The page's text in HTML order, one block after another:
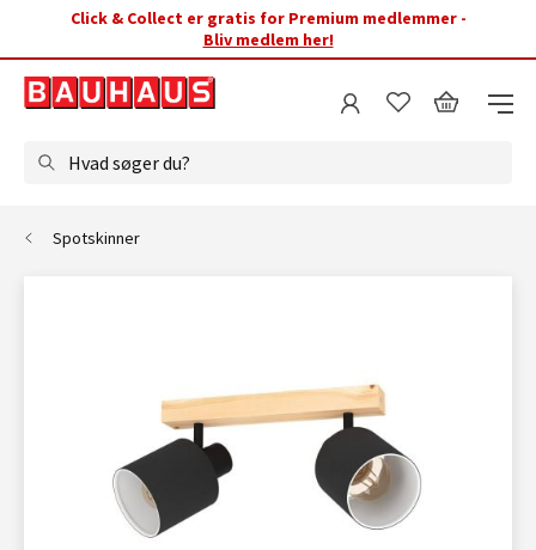
Click & Collect er gratis for Premium medlemmer -
Bliv medlem her!
Hvad søger du?
Spotskinner